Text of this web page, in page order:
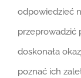
odpowiedzieć
przeprowadzić
doskonała
poznać ich